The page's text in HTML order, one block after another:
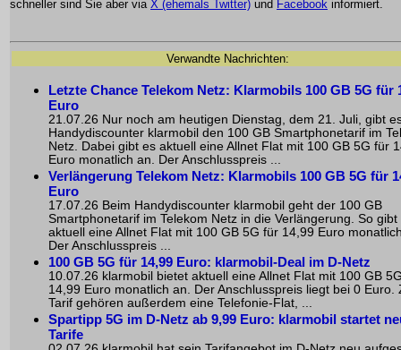
schneller sind Sie aber via X (ehemals Twitter) und Facebook informiert.
Verwandte Nachrichten:
Letzte Chance Telekom Netz: Klarmobils 100 GB 5G für
Euro
21.07.26 Nur noch am heutigen Dienstag, dem 21. Juli, gibt
Handydiscounter klarmobil den 100 GB Smartphonetarif im
Netz. Dabei gibt es aktuell eine Allnet Flat mit 100 GB 5G für
Euro monatlich an. Der Anschlusspreis ...
Verlängerung Telekom Netz: Klarmobils 100 GB 5G für
Euro
17.07.26 Beim Handydiscounter klarmobil geht der 100 GB
Smartphonetarif im Telekom Netz in die Verlängerung. So gibt
aktuell eine Allnet Flat mit 100 GB 5G für 14,99 Euro
Der Anschlusspreis ...
100 GB 5G für 14,99 Euro: klarmobil-Deal im D-Netz
10.07.26 klarmobil bietet aktuell eine Allnet Flat mit 100 GB
14,99 Euro monatlich an. Der Anschlusspreis liegt bei 0 Euro.
Tarif gehören außerdem eine Telefonie-Flat, ...
Spartipp 5G im D-Netz ab 9,99 Euro: klarmobil startet
Tarife